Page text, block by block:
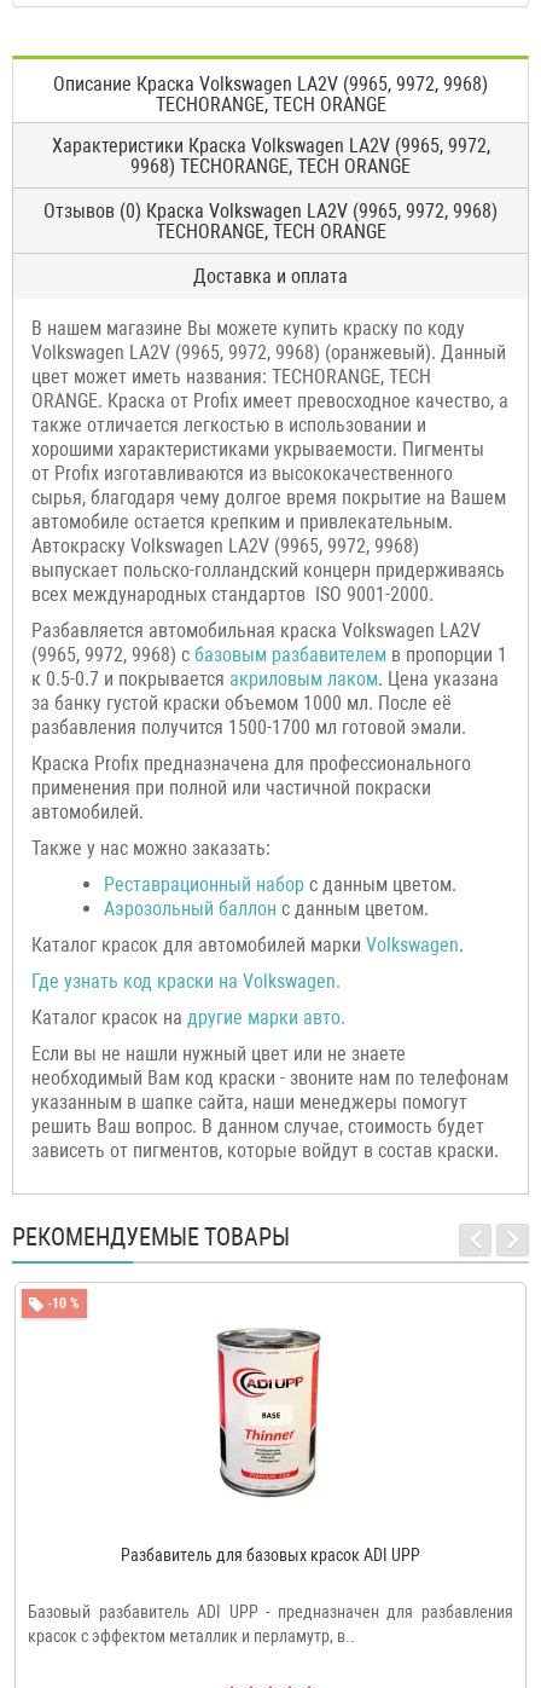
Описание Краска Volkswagen LA2V (9965, 9972, 9968)
TECHORANGE, TECH ORANGE
Характеристики Краска Volkswagen LA2V (9965, 9972,
9968) TECHORANGE, TECH ORANGE
Отзывов (0) Краска Volkswagen LA2V (9965, 9972, 9968)
TECHORANGE, TECH ORANGE
Доставка и оплата
В нашем магазине Вы можете купить краску по коду
Volkswagen LA2V (9965, 9972, 9968) (оранжевый). Данный
цвет может иметь названия: TECHORANGE, TECH
ORANGE. Краска от Profix имеет превосходное качество, а
также отличается легкостью в использовании и
хорошими характеристиками укрываемости. Пигменты
от Profix изготавливаются из высококачественного
сырья, благодаря чему долгое время покрытие на Вашем
автомобиле остается крепким и привлекательным.
Автокраску Volkswagen LA2V (9965, 9972, 9968)
выпускает польско-голландский концерн придерживаясь
всех международных стандартов ISO 9001-2000.
Разбавляется автомобильная краска Volkswagen LA2V
(9965, 9972, 9968) с базовым разбавителем в пропорции 1
к 0.5-0.7 и покрывается акриловым лаком. Цена указана
за банку густой краски объемом 1000 мл. После её
разбавления получится 1500-1700 мл готовой эмали.
Краска Profix предназначена для профессионального
применения при полной или частичной покраски
автомобилей.
Также у нас можно заказать:
Реставрационный набор с данным цветом.
Аэрозольный баллон с данным цветом.
Каталог красок для автомобилей марки Volkswagen.
Где узнать код краски на Volkswagen.
Каталог красок на другие марки авто.
Если вы не нашли нужный цвет или не знаете
необходимый Вам код краски - звоните нам по телефонам
указанным в шапке сайта, наши менеджеры помогут
решить Ваш вопрос. В данном случае, стоимость будет
зависеть от пигментов, которые войдут в состав краски.
РЕКОМЕНДУЕМЫЕ ТОВАРЫ
-10 %
Разбавитель для базовых красок ADI UPP
Базовый разбавитель ADI UPP - предназначен для разбавления
красок с эффектом металлик и перламутр, в..